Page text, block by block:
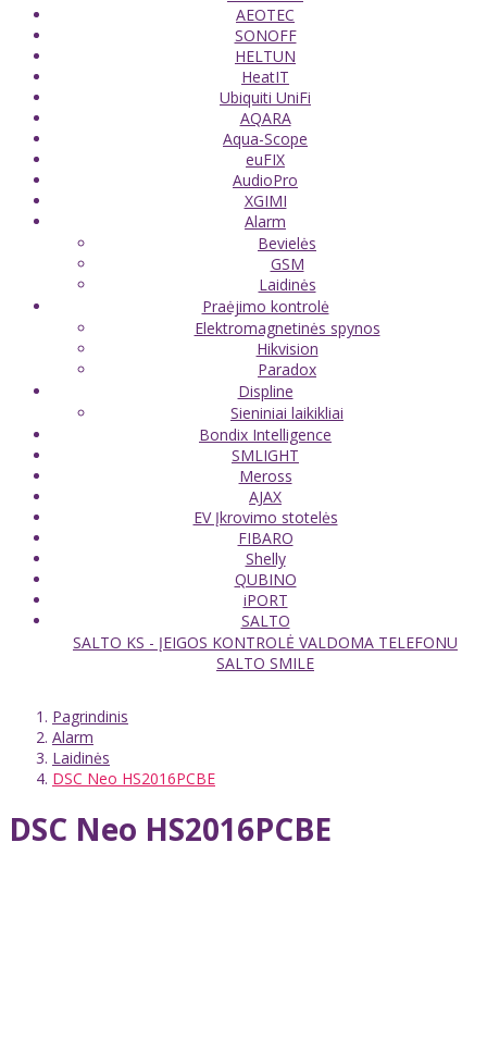
AEOTEC
SONOFF
HELTUN
HeatIT
Ubiquiti UniFi
AQARA
Aqua-Scope
euFIX
AudioPro
XGIMI
Alarm
Bevielės
GSM
Laidinės
Praėjimo kontrolė
Elektromagnetinės spynos
Hikvision
Paradox
Displine
Sieniniai laikikliai
Bondix Intelligence
SMLIGHT
Meross
AJAX
EV Įkrovimo stotelės
FIBARO
Shelly
QUBINO
iPORT
SALTO
SALTO KS - ĮEIGOS KONTROLĖ VALDOMA TELEFONU
SALTO SMILE
Pagrindinis
Alarm
Laidinės
DSC Neo HS2016PCBE
DSC Neo HS2016PCBE